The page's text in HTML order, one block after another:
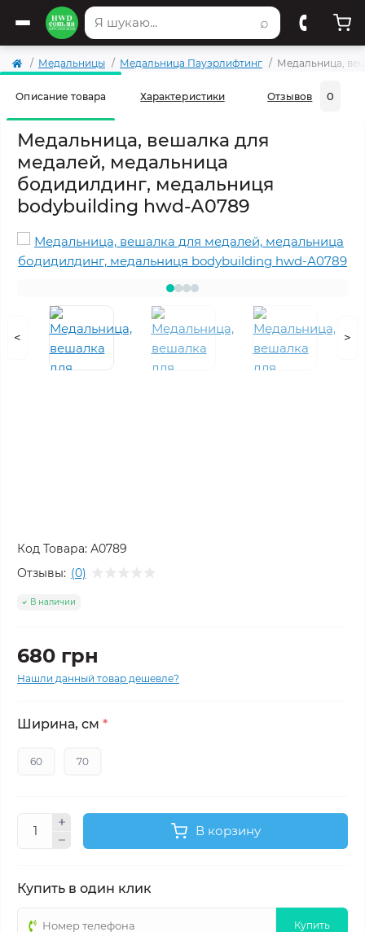
⌕
Медальницы Медальница Пауэрлифтинг Медальница,
Описание товара Характеристики Отзывов 0
Медальница, вешалка для
медалей, медальница
бодидилдинг, медальниця
bodybuilding hwd-А0789
< >
Код Товара: А0789
Отзывы: (0)
В наличии
680 грн
Нашли данный товар дешевле?
Ширина, см *
60 70
В корзину
Купить в один клик
Купить